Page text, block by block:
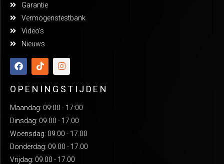
Garantie
Vermogenstestbank
Video's
Nieuws
OPENINGSTIJDEN
Maandag: 09:00 - 17:00
Dinsdag: 09.00 - 17.00
Woensdag: 09.00 - 17.00
Donderdag: 09.00 - 17.00
Vrijdag: 09.00 - 17.00